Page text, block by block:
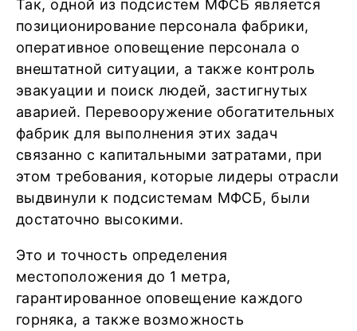
Так, одной из подсистем МФСБ является
позиционирование персонала фабрики,
оперативное оповещение персонала о
внештатной ситуации, а также контроль
эвакуации и поиск людей, застигнутых
аварией. Перевооружение обогатительных
фабрик для выполнения этих задач
связанно с капитальными затратами, при
этом требования, которые лидеры отрасли
выдвинули к подсистемам МФСБ, были
достаточно высокими.
Это и точность определения
местоположения до 1 метра,
гарантированное оповещение каждого
горняка, а также возможность